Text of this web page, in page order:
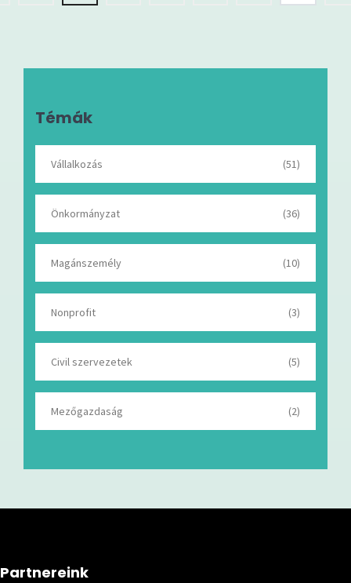
Témák
Vállalkozás (51)
Önkormányzat (36)
Magánszemély (10)
Nonprofit (3)
Civil szervezetek (5)
Mezőgazdaság (2)
Partnereink